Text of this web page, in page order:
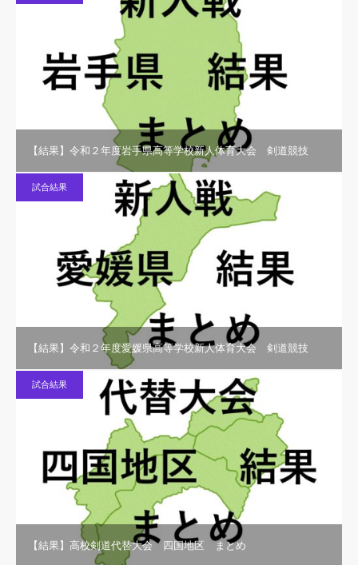
【結果】令和２年度岩手県高等学校新人体育大会 剣道競技
試合結果
【結果】令和２年度愛媛県高等学校新人体育大会 剣道競技
試合結果
【結果】高校剣道代替大会 四国地区 まとめ